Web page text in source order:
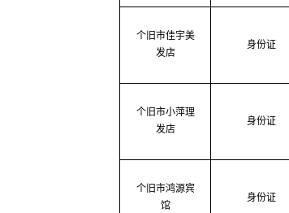
个旧市佳宇美
发店
身份证
个旧市小萍理
发店
身份证
个旧市鸿源宾
馆
身份证